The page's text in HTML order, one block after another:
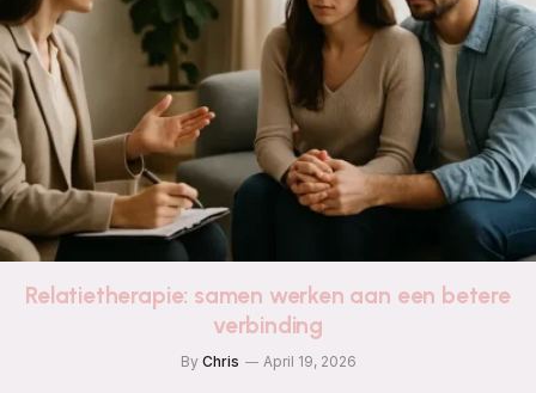
Relatietherapie: samen werken aan een betere
verbinding
By Chris April 19, 2026